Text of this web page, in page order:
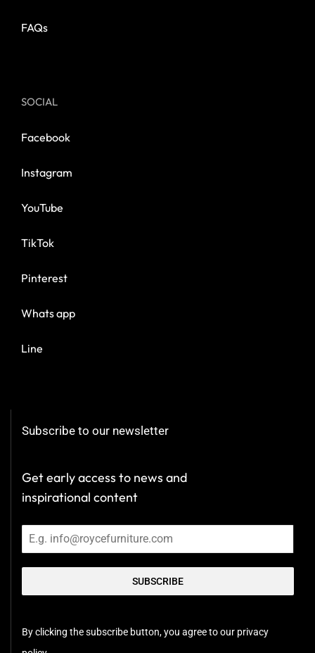
FAQs
SOCIAL
Facebook
Instagram
YouTube
TikTok
Pinterest
Whats app
Line
Subscribe to our newsletter
Get early access to news and
inspirational content
SUBSCRIBE
By clicking the subscribe button, you agree to our privacy